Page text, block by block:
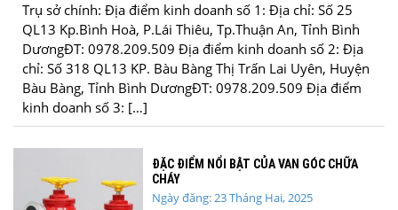
Trụ sở chính: Địa điểm kinh doanh số 1: Địa chỉ: Số 25
QL13 Kp.Bình Hoà, P.Lái Thiêu, Tp.Thuận An, Tỉnh Bình
DươngĐT: 0978.209.509 Địa điểm kinh doanh số 2: Địa
chỉ: Số 318 QL13 KP. Bàu Bàng Thị Trấn Lai Uyên, Huyện
Bàu Bàng, Tỉnh Bình DươngĐT: 0978.209.509 Địa điểm
kinh doanh số 3: […]
ĐẶC ĐIỂM NỔI BẬT CỦA VAN GÓC CHỮA
CHÁY
Ngày đăng: 23 Tháng Hai, 2025